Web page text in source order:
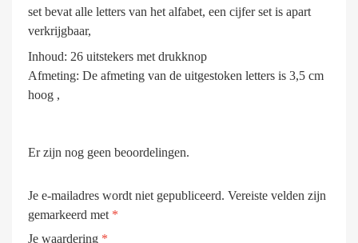
set bevat alle letters van het alfabet, een cijfer set is apart
verkrijgbaar,
Inhoud: 26 uitstekers met drukknop
Afmeting: De afmeting van de uitgestoken letters is 3,5 cm
hoog ,
Er zijn nog geen beoordelingen.
Je e-mailadres wordt niet gepubliceerd. Vereiste velden zijn
gemarkeerd met *
Je waardering *